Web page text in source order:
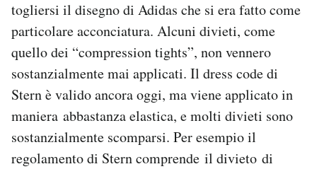
togliersi il disegno di Adidas che si era fatto come
particolare acconciatura. Alcuni divieti, come
quello dei “compression tights”, non vennero
sostanzialmente mai applicati. Il dress code di
Stern è valido ancora oggi, ma viene applicato in
maniera abbastanza elastica, e molti divieti sono
sostanzialmente scomparsi. Per esempio il
regolamento di Stern comprende il divieto di